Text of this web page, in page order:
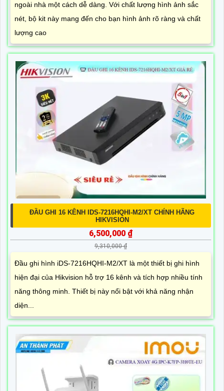
ngoài nhà một cách dễ dàng. Với chất lượng hình ảnh sắc
nét, bộ kit này mang đến cho bạn hình ảnh rõ ràng và chất
lượng cao
ĐẦU GHI 16 KÊNH IDS-7216HQHI-M2/XT CHÍNH HÃNG
HIKVISION
6,500,000 ₫
9,310,000 ₫
Đầu ghi hình iDS-7216HQHI-M2/XT là một thiết bị ghi hình
hiện đại của Hikvision hỗ trợ 16 kênh và tích hợp nhiều tính
năng thông minh. Thiết bị này nổi bật với khả năng nhận
diện...